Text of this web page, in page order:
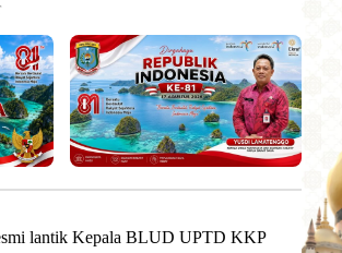
lantik Kepala BLUD UPTD KKP